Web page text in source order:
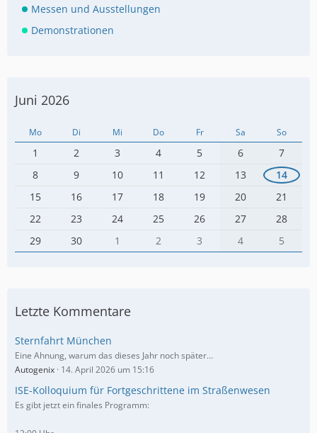
Messen und Ausstellungen
Demonstrationen
Juni 2026
Mo Di Mi Do Fr Sa So
1 2 3 4 5 6
7
8
9 10 11 12 13
14
15
16 17 18 19 20
21
22
23 24 25 26 27
28
29
30 1 2 3 4 5
Letzte Kommentare
Sternfahrt München
Eine Ahnung, warum das dieses Jahr noch später…
Autogenix 14. April 2026 um 15:16
ISE-Kolloquium für Fortgeschrittene im Straßenwesen
Es gibt jetzt ein finales Programm: